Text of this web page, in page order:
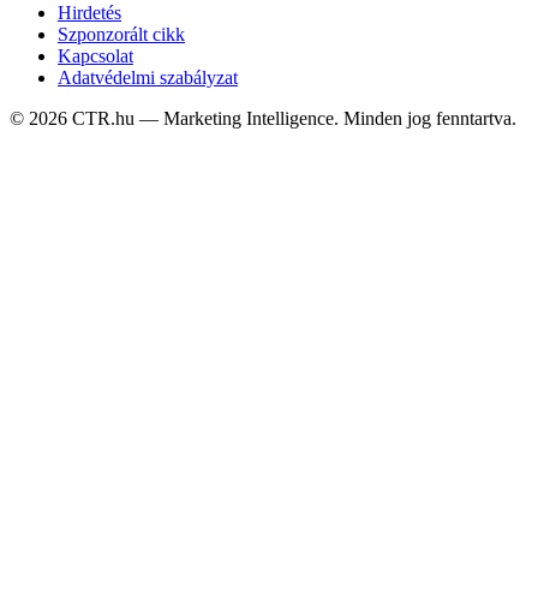
Hirdetés
Szponzorált cikk
Kapcsolat
Adatvédelmi szabályzat
© 2026 CTR.hu — Marketing Intelligence. Minden jog fenntartva.